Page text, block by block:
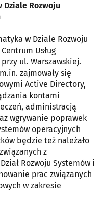
Rozwoju
w Dziale Rozwoju
Usług
ul. Warszawskiej.
zajmowały się
Active Directory,
kontami
administracją
wgrywanie poprawek
operacyjnych
będzie też należało
z
Rozwoju Systemów i
prac związanych
w zakresie